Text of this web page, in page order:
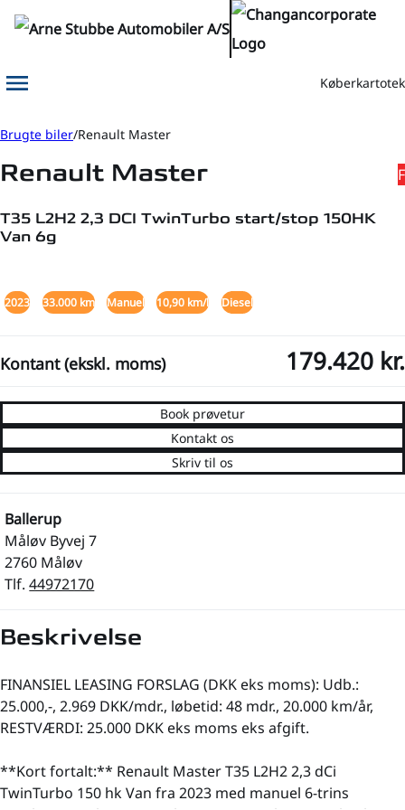
Køberkartotek
Menu
Brugte biler Renault Master
Renault Master
T35 L2H2 2,3 DCI TwinTurbo start/stop 150HK
Van 6g
F
2023 33.000 km Manuel 10,90 km/l Diesel
Kontant (ekskl. moms) 179.420 kr.
Book prøvetur
Kontakt os
Skriv til os
Ballerup
Måløv Byvej 7
2760 Måløv
Tlf.44972170
Beskrivelse
FINANSIEL LEASING FORSLAG (DKK eks moms): Udb.:
25.000,-, 2.969 DKK/mdr., løbetid: 48 mdr., 20.000 km/år,
RESTVÆRDI: 25.000 DKK eks moms eks afgift.
**Kort fortalt:** Renault Master T35 L2H2 2,3 dCi
TwinTurbo 150 hk Van fra 2023 med manuel 6-trins